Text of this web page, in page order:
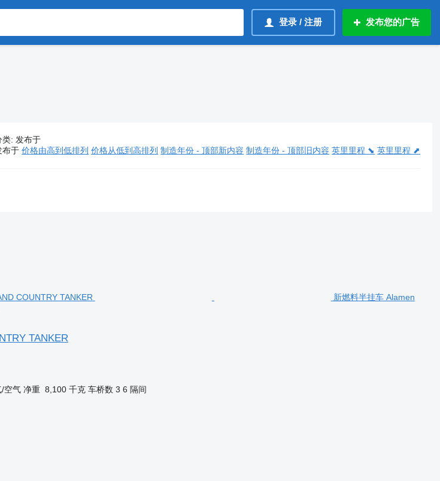
登录 / 注册 发布您的广告
类: 发布于
布于 价格由高到低排列 价格从低到高排列 制造年份 - 顶部新内容 制造年份 - 顶部旧内容 英里里程 ⬊ 英里里程 ⬈
新燃料半挂车 Alamen
TANKER
/空气 净重 8,100 千克 车桥数 3 6 隔间